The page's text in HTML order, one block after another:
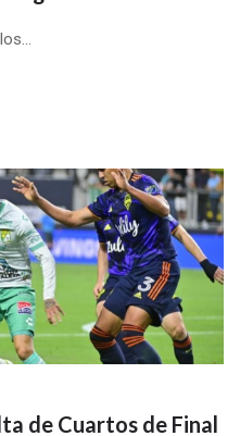
de Cuartos de Final